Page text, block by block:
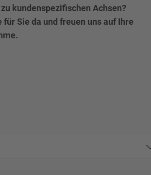
kundenspezifischen Achsen?
für Sie da und freuen uns auf Ihre